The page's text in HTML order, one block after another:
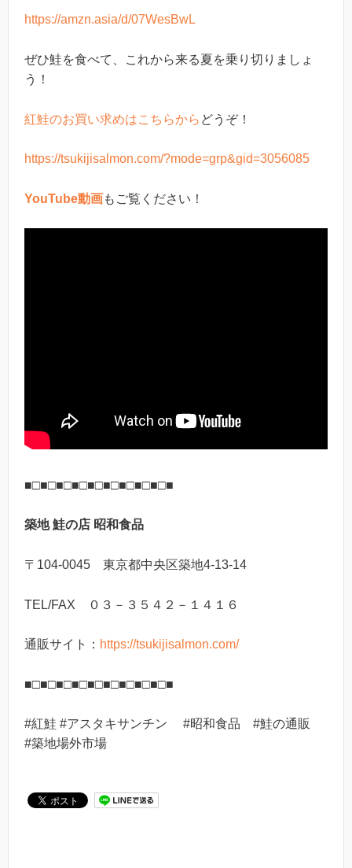
https://amzn.asia/d/07WesBwL
ぜひ鮭を食べて、これから来る夏を乗り切りましょ
う！
紅鮭のお買い求めはこちらから どうぞ！
https://tsukijisalmon.com/?mode=grp&gid=3056085
YouTube動画もご覧ください！
■□■□■□■□■□■□■□■□■□■
築地 鮭の店 昭和食品
〒104-0045 東京都中央区築地4-13-14
TEL/FAX ０３－３５４２－１４１６
通販サイト： https://tsukijisalmon.com/
■□■□■□■□■□■□■□■□■□■
#紅鮭 #アスタキサンチン #昭和食品 #鮭の通販
#築地場外市場